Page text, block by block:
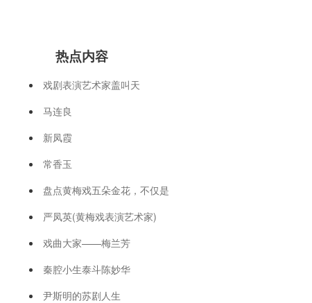
热点内容
戏剧表演艺术家盖叫天
马连良
新凤霞
常香玉
盘点黄梅戏五朵金花，不仅是
严凤英(黄梅戏表演艺术家)
戏曲大家——梅兰芳
秦腔小生泰斗陈妙华
尹斯明的苏剧人生